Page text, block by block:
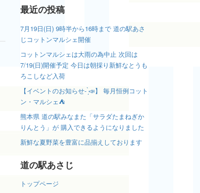
最近の投稿
7月19日(日) 9時半から16時まで 道の駅あさ
じコットンマルシェ開催
コットンマルシェは大雨の為中止 次回は
7/19(日)開催予定 今日は朝採り新鮮なとうも
ろこしなど入荷
【イベントのお知らせ- ̗̀📣】 毎月恒例コット
ン・マルシェ⛺️
熊本県 道の駅みなまた「サラダたまねぎか
りんとう」が 購入できるようになりました
新鮮な夏野菜を豊富に品揃えしております
道の駅あさじ
トップページ